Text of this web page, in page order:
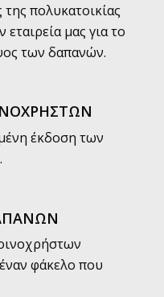
της πολυκατοικίας
μας για το
των δαπανών.
έκδοση των
φάκελο που